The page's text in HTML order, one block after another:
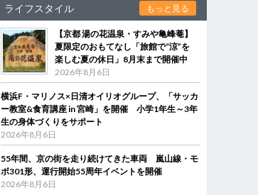
ライフスタイル もっと見る
【京都 湯の花温泉・すみや亀峰菴】
夏限定のおもてなし「旅館で“涼”を
楽しむ夏の休日」8月末まで開催中
2026年8月6日
横浜F・マリノス×日清オイリオグループ、「サッカ
ー教室&食育講座 in 宮崎」を開催 小学1年生～3年
生の身体づくりをサポート
2026年8月6日
55年間、京の街を走り続けてきた車両 嵐山線・モ
ボ301形、運行開始55周年イベントを開催
2026年8月6日